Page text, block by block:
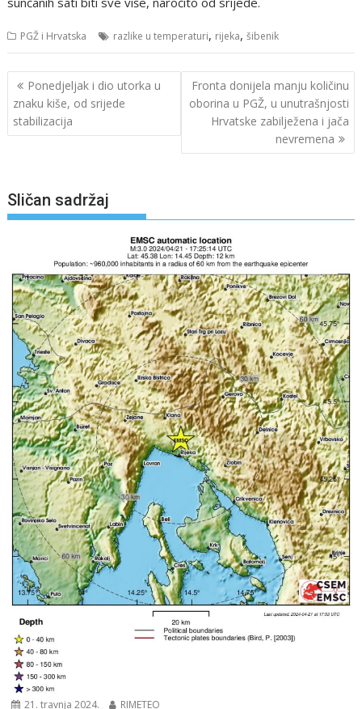
PGŽ i Hrvatska razlike u temperaturi, rijeka,šibenik
Navigacija
objava
Ponedjeljak i dio utorka u
znaku kiše, od srijede
stabilizacija
Fronta donijela manju količinu
oborina u PGŽ, u unutrašnjosti
Hrvatske zabilježena i jača
nevremena
Sličan sadržaj
21. travnja 2024. RIMETEO